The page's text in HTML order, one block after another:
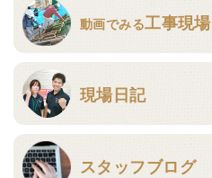
動画でみる工事現場
現場日記
スタッフブログ